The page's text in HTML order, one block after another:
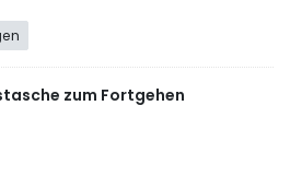
zum Fortgehen